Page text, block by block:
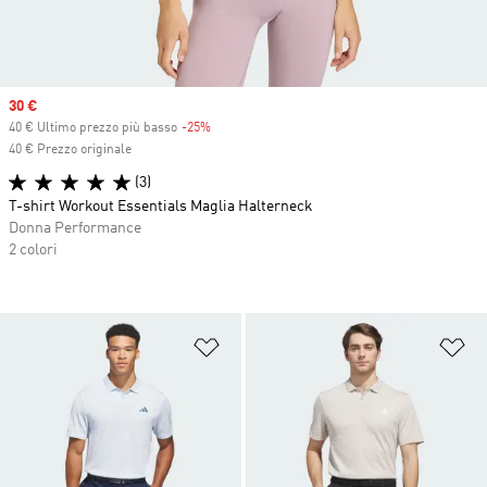
Aggiungi alla lista dei desideri
Sale price
30 €
40 € Ultimo prezzo più basso -25%
40 € Prezzo originale
(3)
T-shirt Workout Essentials Maglia Halterneck
Donna Performance
2 colori